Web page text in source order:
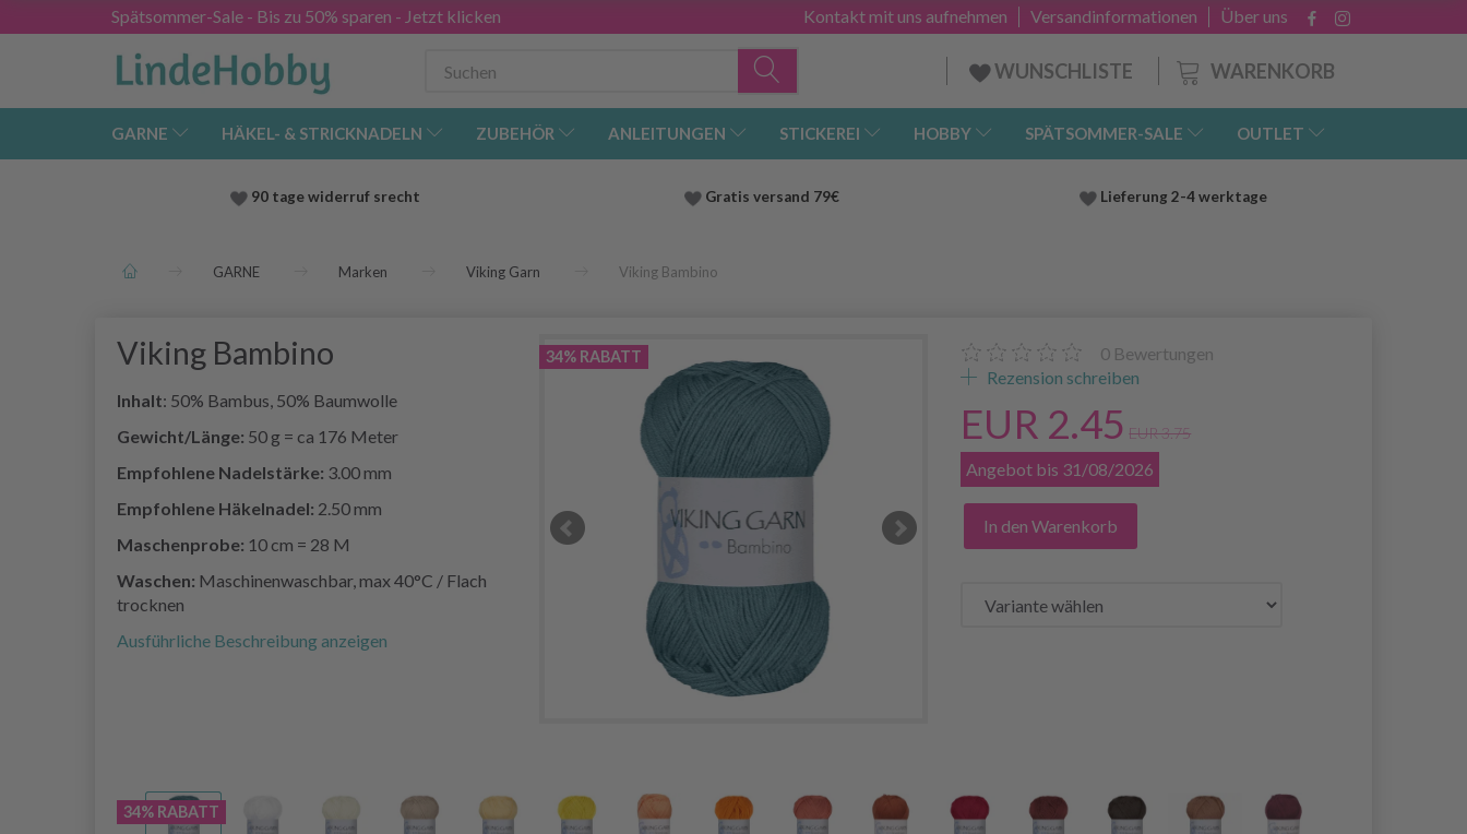
Spätsommer-Sale - Bis zu 50% sparen - Jetzt klicken Über uns
Versandinformationen
Kontakt mit uns aufnehmen
WARENKORB
WUNSCHLISTE
GARNE HÄKEL- & STRICKNADELN ZUBEHÖR ANLEITUNGEN STICKEREI HOBBY SPÄTSOMMER-SALE OUTLET
90 tage widerruf srecht Gratis versand 79€ Lieferung 2-4 werktage
GARNE Marken Viking Garn Viking Bambino
Viking Bambino
Inhalt: 50% Bambus, 50% Baumwolle
Gewicht/Länge: 50 g = ca 176 Meter
Empfohlene Nadelstärke: 3.00 mm
Empfohlene Häkelnadel: 2.50 mm
Maschenprobe: 10 cm = 28 M
Waschen: Maschinenwaschbar, max 40°C / Flach
trocknen
Ausführliche Beschreibung anzeigen
34% RABATT 0 Bewertungen
Rezension schreiben
EUR 2.45 EUR 3.75
Angebot bis 31/08/2026
In den Warenkorb
34% RABATT